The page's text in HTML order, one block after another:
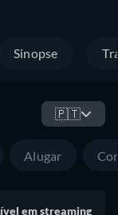
Sinopse
🇵🇹
Alugar
em streaming